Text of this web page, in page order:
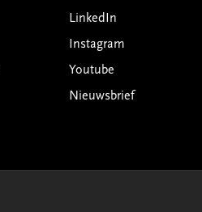
LinkedIn
Instagram
Youtube
Nieuwsbrief